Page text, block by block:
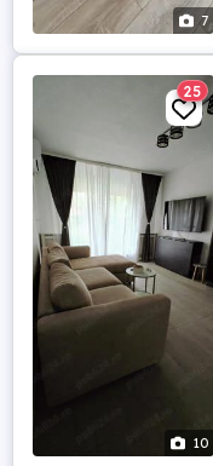
7
10
25